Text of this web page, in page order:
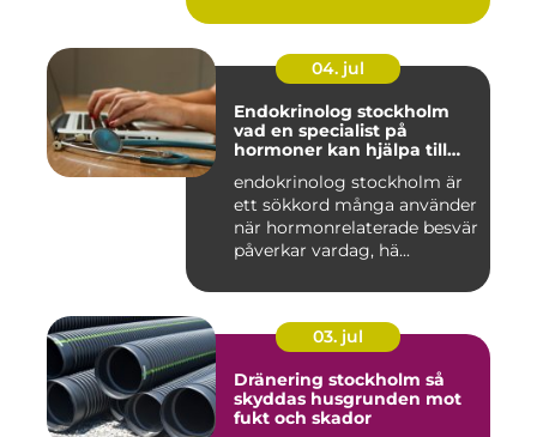
04. jul
Endokrinolog stockholm
vad en specialist på
hormoner kan hjälpa till
endokrinolog stockholm är
ett sökkord många använder
när hormonrelaterade besvär
påverkar vardag, hä...
03. jul
Dränering stockholm så
skyddas husgrunden mot
fukt och skador